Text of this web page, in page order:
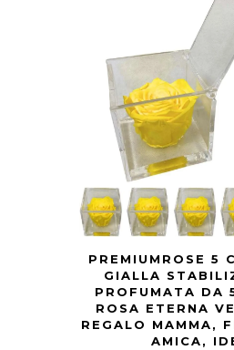
PREMIUMROSE 5
GIALLA
PROFUMATA DA
ROSA ETERNA
REGALO MAMMA,
AMICA,